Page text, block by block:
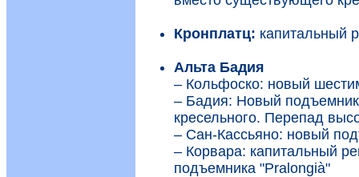
Кронплатц: капитальный
Альта Бадия
– Кольфоско: новый
– Бадия: Новый подъемник
кресельного. Перепад
– Сан-Кассьяно: новый
– Корвара: капитальный
подъемника "Pralongià"